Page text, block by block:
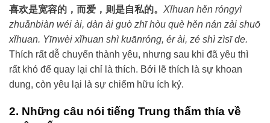
喜欢是宽容的，而爱，则是自私的。 Xǐhuan hěn róngyì
zhuǎnbiàn wéi ài, dàn ài guò zhī hòu què hěn nán zài shuō
xǐhuan. Yīnwèi xǐhuan shì kuānróng, ér ài, zé shì zìsī de.
Thích rất dễ chuyển thành yêu, nhưng sau khi đã yêu thì
rất khó để quay lại chỉ là thích. Bởi lẽ thích là sự khoan
dung, còn yêu lại là sự chiếm hữu ích kỷ.
2. Những câu nói tiếng Trung thấm thía về